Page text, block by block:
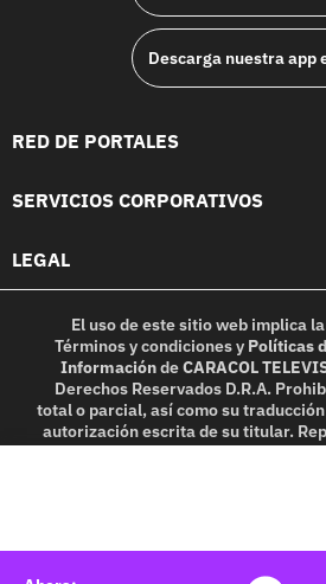
Descarga nuestra app
RED DE PORTALES
SERVICIOS CORPORATIVOS
LEGAL
El uso de este sitio web implica
Términos y condicionesy Políticas
InformacióndeCARACOL
Derechos Reservados D.R.A.
total o parcial, así como su
autorización escrita de su titular.
in part, or translation without